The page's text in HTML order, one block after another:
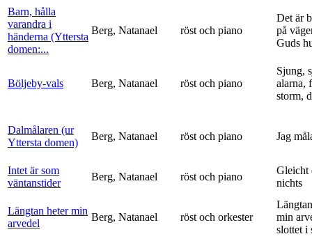
Barn, hålla
varandra i
händerna (Yttersta
domen:...
Berg, Natanael röst och piano
Det är
på
Guds
Böljeby-vals Berg, Natanael röst och piano
Sjung,
alarna,
storm,
Dalmålaren (ur
Yttersta domen)
Berg, Natanael röst och piano Jag
Intet är som
väntanstider
Berg, Natanael röst och piano
Gleicht
nichts
Längtan heter min
arvedel
Berg, Natanael röst och orkester
min
slottet i